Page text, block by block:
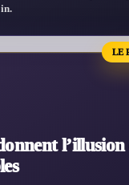
LE
l’illusion